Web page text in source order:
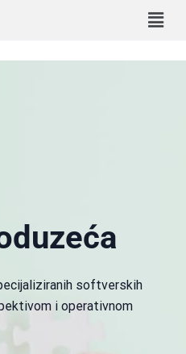
softverskih
i operativnom